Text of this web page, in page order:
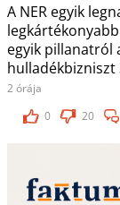
A NER egyik
egyik pillanatról
hulladékbizniszt
2 órája
0
20